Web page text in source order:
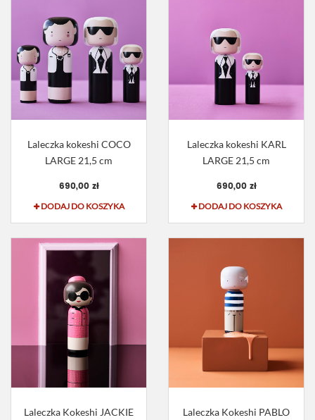
Laleczka kokeshi COCO
LARGE 21,5 cm
690,00 zł
DODAJ DO KOSZYKA
Laleczka kokeshi KARL
LARGE 21,5 cm
690,00 zł
DODAJ DO KOSZYKA
Laleczka Kokeshi JACKIE
Laleczka Kokeshi PABLO